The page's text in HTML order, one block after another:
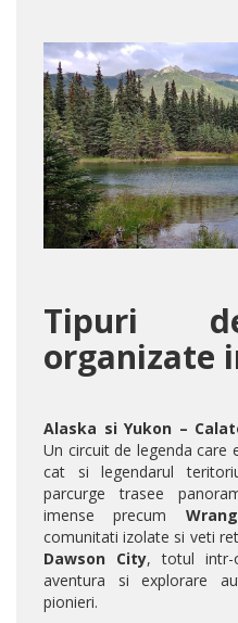
Tipuri
organizate
Alaska si Yukon –
Un circuit de legenda care
cat si legendarul
parcurge trasee
imense precum
comunitati izolate si veti
Dawson City, totul intr-
aventura si explorare
pionieri.